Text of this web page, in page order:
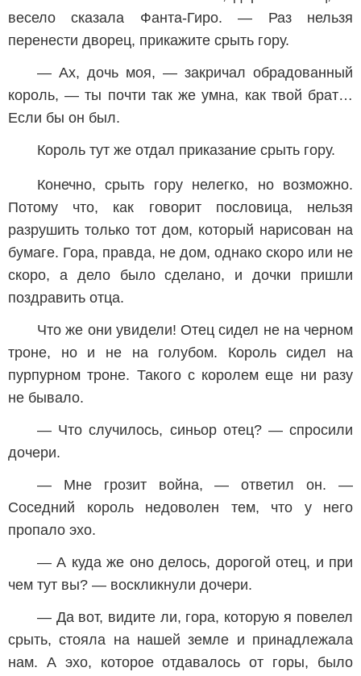
весело сказала Фанта-Гиро. — Раз нельзя
перенести дворец, прикажите срыть гору.
— Ах, дочь моя, — закричал обрадованный
король, — ты почти так же умна, как твой брат…
Если бы он был.
Король тут же отдал приказание срыть гору.
Конечно, срыть гору нелегко, но возможно.
Потому что, как говорит пословица, нельзя
разрушить только тот дом, который нарисован на
бумаге. Гора, правда, не дом, однако скоро или не
скоро, а дело было сделано, и дочки пришли
поздравить отца.
Что же они увидели! Отец сидел не на черном
троне, но и не на голубом. Король сидел на
пурпурном троне. Такого с королем еще ни разу
не бывало.
— Что случилось, синьор отец? — спросили
дочери.
— Мне грозит война, — ответил он. —
Соседний король недоволен тем, что у него
пропало эхо.
— А куда же оно делось, дорогой отец, и при
чем тут вы? — воскликнули дочери.
— Да вот, видите ли, гора, которую я повелел
срыть, стояла на нашей земле и принадлежала
нам. А эхо, которое отдавалось от горы, было